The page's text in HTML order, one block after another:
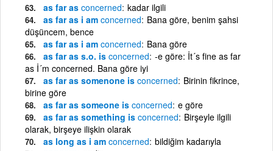
as far as concerned kadar ilgili
as far as i am concerned Bana göre, benim şahsi
düşüncem, bence
as far as i am concerned Bana göre
as far as s.o. is concerned -e göre: İt´s fine as far
as İ´m concerned. Bana göre iyi
as far as somenone is concerned Birinin fikrince,
birine göre
as far as someone is concerned e göre
as far as something is concerned Birşeyle ilgili
olarak, birşeye ilişkin olarak
as long as i am concerned bildiğim kadarıyla